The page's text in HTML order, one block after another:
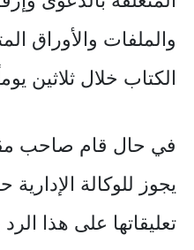
والملفات والأوراق
الكتاب خلال ثلاثين
في حال قام صاحب
يجوز للوكالة
تعليقاتها على هذا